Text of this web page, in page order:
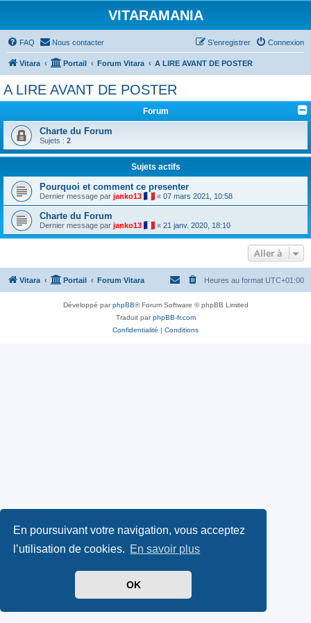
En poursuivant votre navigation, vous acceptez
l’utilisation de cookies. En savoir plus
OK
VITARAMANIA
FAQ Nous contacter Connexion
S’enregistrer
Vitara Portail Forum Vitara A LIRE AVANT DE POSTER
A LIRE AVANT DE POSTER
Forum
Charte du Forum
Sujets : 2
Sujets actifs
Pourquoi et comment ce presenter
Dernier message par janko13 « 07 mars 2021, 10:58
Charte du Forum
Dernier message par janko13 « 21 janv. 2020, 18:10
Aller à
Vitara Portail Forum Vitara Heures au format UTC+01:00
Développé parphpBB® Forum Software © phpBB Limited
Traduit parphpBB-fr.com
Confidentialité | Conditions